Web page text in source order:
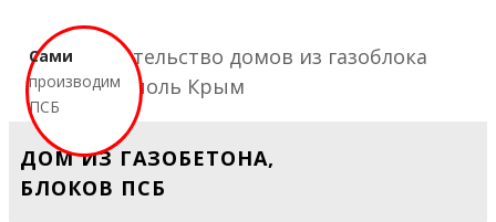
Сами
производим
ПСБ
ДОМ ИЗ ГАЗОБЕТОНА,
БЛОКОВ ПСБ